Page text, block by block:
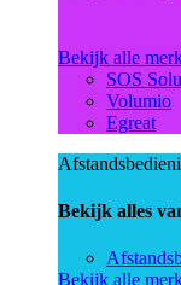
Bekijk alle
SOS
Volumio
Egreat
Bekijk alles
Bekijk alle